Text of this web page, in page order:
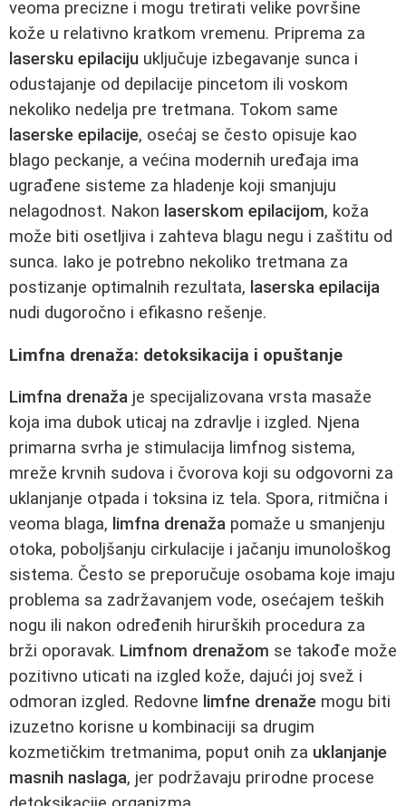
veoma precizne i mogu tretirati velike površine
kože u relativno kratkom vremenu. Priprema za
lasersku epilaciju uključuje izbegavanje sunca i
odustajanje od depilacije pincetom ili voskom
nekoliko nedelja pre tretmana. Tokom same
laserske epilacije, osećaj se često opisuje kao
blago peckanje, a većina modernih uređaja ima
ugrađene sisteme za hladenje koji smanjuju
nelagodnost. Nakon laserskom epilacijom, koža
može biti osetljiva i zahteva blagu negu i zaštitu od
sunca. Iako je potrebno nekoliko tretmana za
postizanje optimalnih rezultata, laserska epilacija
nudi dugoročno i efikasno rešenje.
Limfna drenaža: detoksikacija i opuštanje
Limfna drenaža je specijalizovana vrsta masaže
koja ima dubok uticaj na zdravlje i izgled. Njena
primarna svrha je stimulacija limfnog sistema,
mreže krvnih sudova i čvorova koji su odgovorni za
uklanjanje otpada i toksina iz tela. Spora, ritmična i
veoma blaga, limfna drenaža pomaže u smanjenju
otoka, poboljšanju cirkulacije i jačanju imunološkog
sistema. Često se preporučuje osobama koje imaju
problema sa zadržavanjem vode, osećajem teških
nogu ili nakon određenih hirurških procedura za
brži oporavak. Limfnom drenažom se takođe može
pozitivno uticati na izgled kože, dajući joj svež i
odmoran izgled. Redovne limfne drenaže mogu biti
izuzetno korisne u kombinaciji sa drugim
kozmetičkim tretmanima, poput onih za uklanjanje
masnih naslaga, jer podržavaju prirodne procese